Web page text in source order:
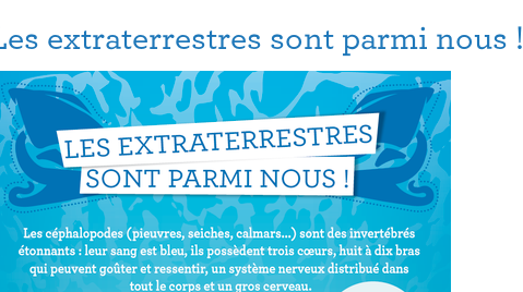
extraterrestres sont parmi nous !